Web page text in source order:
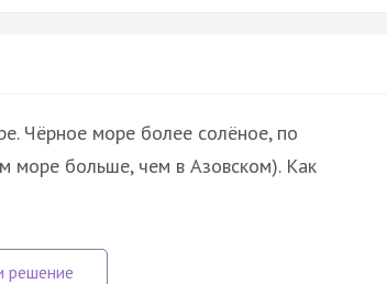
Чёрное море более солёное, по
море больше, чем в Азовском). Как